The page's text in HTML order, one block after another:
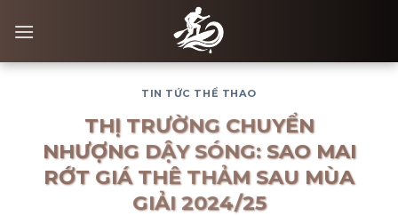
TIN TỨC THỂ THAO
THỊ TRƯỜNG CHUYỂN
NHƯỢNG DẬY SÓNG: SAO MAI
RỚT GIÁ THÊ THẢM SAU MÙA
GIẢI 2024/25